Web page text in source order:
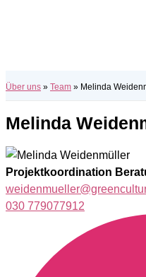
Über uns » Team » Melinda
Melinda
Projektkoordination
030 779077912